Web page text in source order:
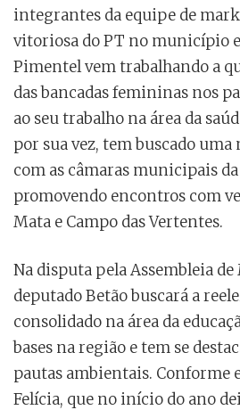
integrantes da equipe de
vitoriosa do PT no município
Pimentel vem trabalhando a
das bancadas femininas nos
ao seu trabalho na área da
por sua vez, tem buscado
com as câmaras municipais
promovendo encontros com
Mata e Campo das Vertentes.
Na disputa pela Assembleia
deputado Betão buscará a
consolidado na área da
bases na região e tem se
pautas ambientais. Conforme
Felícia, que no início do ano